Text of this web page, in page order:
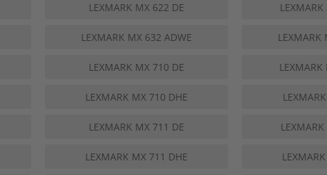
LEXMARK MX 622 DE
LEXMARK MX 632 ADWE
LEXMARK MX 710 DE
LEXMARK MX 710 DHE
LEXMARK MX 711 DE
LEXMARK MX 711 DHE
LEXMARK
LEXMARK